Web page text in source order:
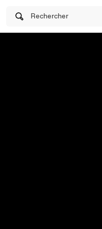
Rechercher